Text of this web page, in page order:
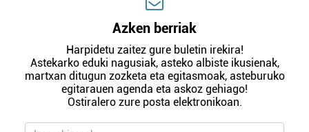
Azken berriak
Harpidetu zaitez gure buletin irekira!
Astekarko eduki nagusiak, asteko albiste ikusienak,
martxan ditugun zozketa eta egitasmoak, asteburuko
egitarauen agenda eta askoz gehiago!
Ostiralero zure posta elektronikoan.